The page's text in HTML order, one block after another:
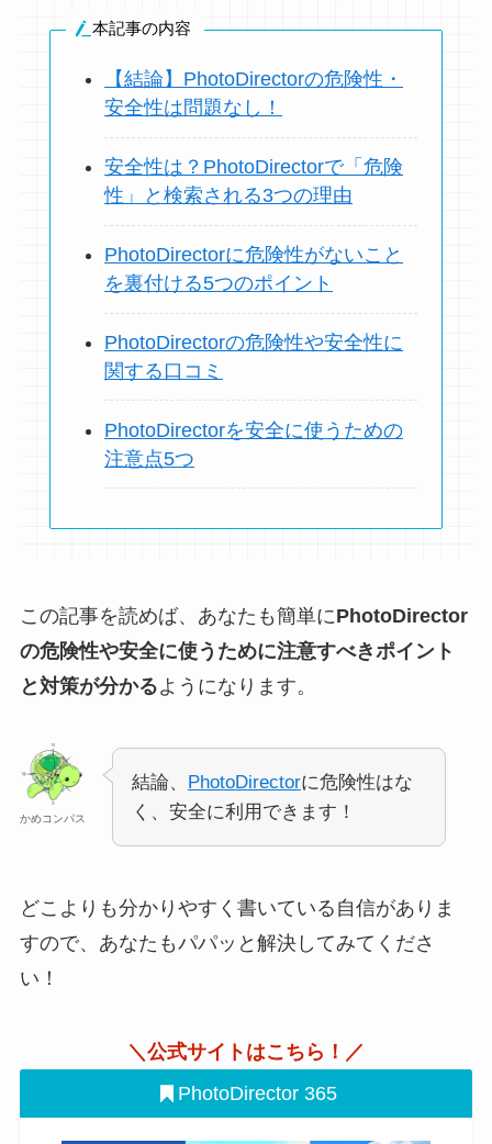
本記事の内容
【結論】PhotoDirectorの危険性・
安全性は問題なし！
安全性は？PhotoDirectorで「危険
性」と検索される3つの理由
PhotoDirectorに危険性がないこと
を裏付ける5つのポイント
PhotoDirectorの危険性や安全性に
関する口コミ
PhotoDirectorを安全に使うための
注意点5つ
この記事を読めば、あなたも簡単にPhotoDirector
の危険性や安全に使うために注意すべきポイント
と対策が分かるようになります。
かめコンパス
結論、 PhotoDirectorに危険性はな
く、安全に利用できます！
どこよりも分かりやすく書いている自信がありま
すので、あなたもパパッと解決してみてくださ
い！
＼公式サイトはこちら！／
PhotoDirector 365